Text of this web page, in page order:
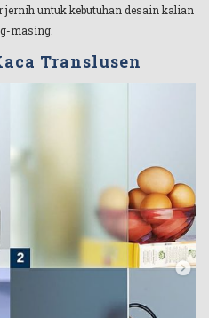
jernih untuk kebutuhan desain kalian
masing.
Translusen